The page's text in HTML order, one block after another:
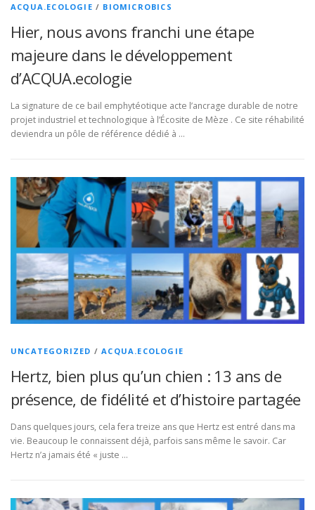
ACQUA.ECOLOGIE / BIOMICROBICS
Hier, nous avons franchi une étape
majeure dans le développement
d’ACQUA.ecologie
La signature de ce bail emphytéotique acte l’ancrage durable de notre
projet industriel et technologique à l’Écosite de Mèze . Ce site réhabilité
deviendra un pôle de référence dédié à …
UNCATEGORIZED /ACQUA.ECOLOGIE
Hertz, bien plus qu’un chien : 13 ans de
présence, de fidélité et d’histoire partagée
Dans quelques jours, cela fera treize ans que Hertz est entré dans ma
vie. Beaucoup le connaissent déjà, parfois sans même le savoir. Car
Hertz n’a jamais été « juste …